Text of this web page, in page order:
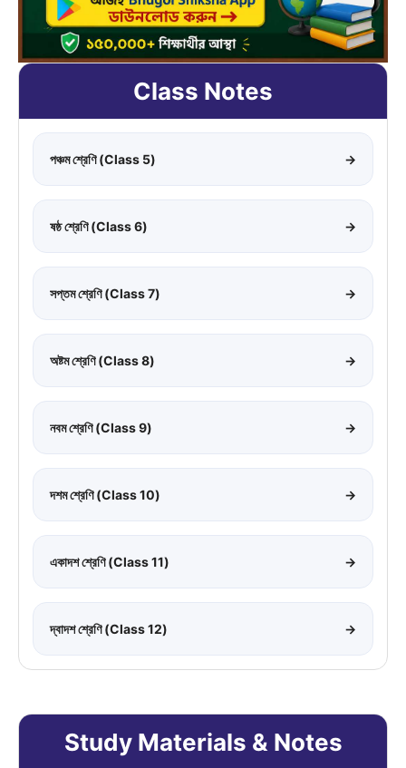
Class Notes
পঞ্চম শ্রেণি (Class 5) →
ষষ্ঠ শ্রেণি (Class 6) →
সপ্তম শ্রেণি (Class 7) →
অষ্টম শ্রেণি (Class 8) →
নবম শ্রেণি (Class 9) →
দশম শ্রেণি (Class 10) →
একাদশ শ্রেণি (Class 11) →
দ্বাদশ শ্রেণি (Class 12) →
Study Materials & Notes